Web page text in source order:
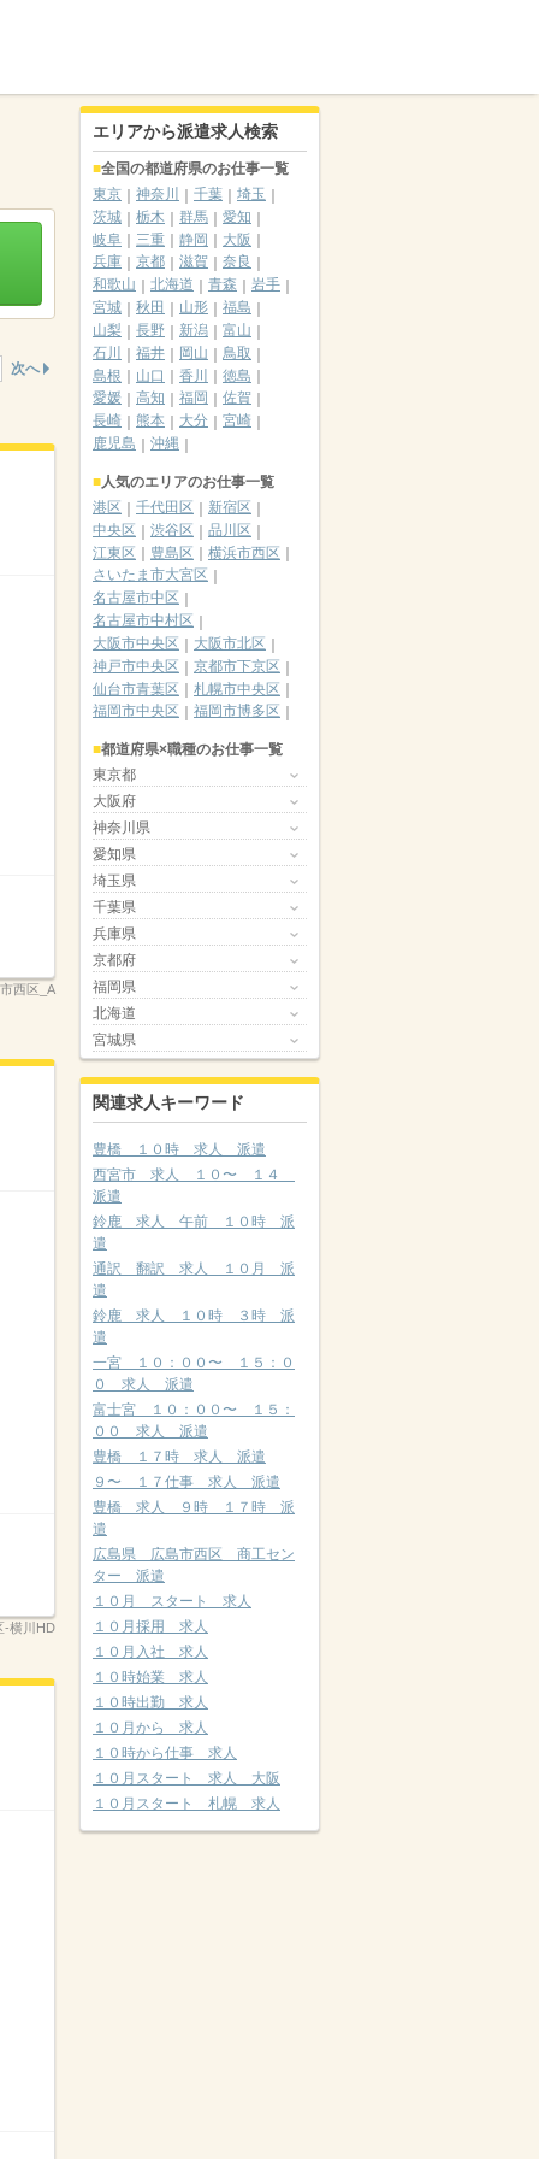
次へ
西区_A
-横川HD
エリアから派遣求人検索
全国の都道府県のお仕事一覧
東京
神奈川 千葉
埼玉
茨城
栃木 群馬
愛知
岐阜
三重 静岡
大阪
兵庫
京都 滋賀
奈良
和歌山
北海道 青森
岩手
宮城
秋田 山形
福島
山梨
長野 新潟
富山
石川
福井 岡山
鳥取
島根
山口 香川
徳島
愛媛
高知 福岡
佐賀
長崎
熊本 大分
宮崎
鹿児島
沖縄
人気のエリアのお仕事一覧
港区
千代田区
新宿区
中央区
渋谷区
品川区
江東区
豊島区
横浜市西区
さいたま市大宮区
名古屋市中区
名古屋市中村区
大阪市中央区
大阪市北区
神戸市中央区
京都市下京区
仙台市青葉区
札幌市中央区
福岡市中央区
福岡市博多区
都道府県×職種のお仕事一覧
東京都
大阪府
神奈川県
愛知県
埼玉県
千葉県
兵庫県
京都府
福岡県
北海道
宮城県
関連求人キーワード
豊橋 １０時 求人 派遣
西宮市 求人 １０〜 １４
派遣
鈴鹿 求人 午前 １０時 派
遣
通訳 翻訳 求人 １０月 派
遣
鈴鹿 求人 １０時 ３時 派
遣
一宮 １０：００〜 １５：０
０ 求人 派遣
富士宮 １０：００〜 １５：
００ 求人 派遣
豊橋 １７時 求人 派遣
９〜 １７仕事 求人 派遣
豊橋 求人 ９時 １７時 派
遣
広島県 広島市西区 商工セン
ター 派遣
１０月 スタート 求人
１０月採用 求人
１０月入社 求人
１０時始業 求人
１０時出勤 求人
１０月から 求人
１０時から仕事 求人
１０月スタート 求人 大阪
１０月スタート 札幌 求人